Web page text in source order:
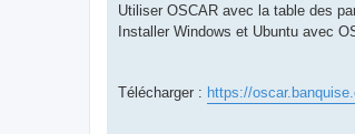
Utiliser OSCAR avec la table des
Installer Windows et Ubuntu avec
Télécharger : https://